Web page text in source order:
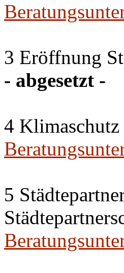
3 Eröffnung
- abgesetzt -
4 Klimaschutz
5